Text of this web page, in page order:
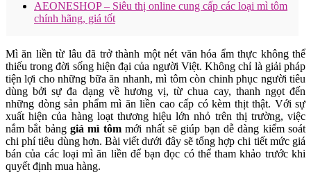
AEONESHOP – Siêu thị online cung cấp các loại mì tôm
chính hãng, giá tốt
Mì ăn liền từ lâu đã trở thành một nét văn hóa ẩm thực không thể
thiếu trong đời sống hiện đại của người Việt. Không chỉ là giải pháp
tiện lợi cho những bữa ăn nhanh, mì tôm còn chinh phục người tiêu
dùng bởi sự đa dạng về hương vị, từ chua cay, thanh ngọt đến
những dòng sản phẩm mì ăn liền cao cấp có kèm thịt thật. Với sự
xuất hiện của hàng loạt thương hiệu lớn nhỏ trên thị trường, việc
nắm bắt bảnggiá mì tômmới nhất sẽ giúp bạn dễ dàng kiểm soát
chi phí tiêu dùng hơn. Bài viết dưới đây sẽ tổng hợp chi tiết mức giá
bán của các loại mì ăn liền để bạn đọc có thể tham khảo trước khi
quyết định mua hàng.